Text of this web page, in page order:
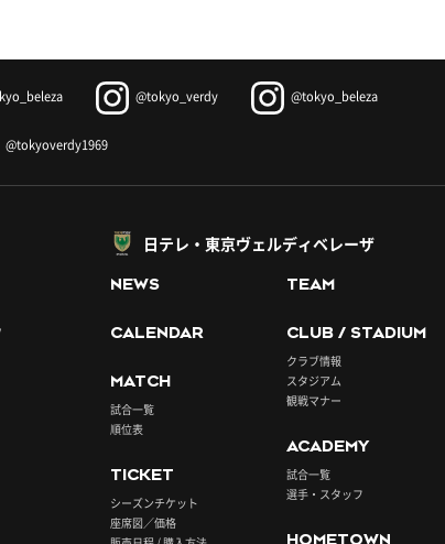
@tokyo_verdy @tokyo_beleza
@tokyoverdy1969
日テレ・東京ヴェルディベレーザ
NEWS
CALENDAR
MATCH
試合一覧
順位表
TICKET
シーズンチケット
座席図／価格
TEAM
CLUB / STADIUM
クラブ情報
スタジアム
観戦マナー
ACADEMY
試合一覧
選手・スタッフ
HOMETOWN